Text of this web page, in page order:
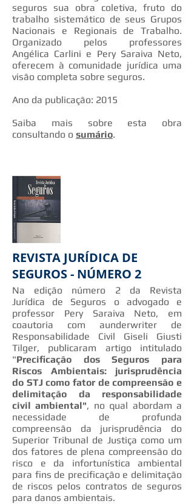
seguros sua obra coletiva, fruto do
trabalho sistemático de seus Grupos
Nacionais e Regionais de Trabalho.
Organizado pelos professores
Angélica Carlini e Pery Saraiva Neto,
oferecem à comunidade jurídica uma
visão completa sobre seguros.
Ano da publicação: 2015
Saiba mais sobre esta obra
consultando o sumário.
REVISTA JURÍDICA DE
SEGUROS - NÚMERO 2
Na edição número 2 da Revista
Jurídica de Seguros o advogado e
professor Pery Saraiva Neto, em
coautoria com aunderwriter de
Responsabilidade Civil Giseli Giusti
Tilger, publicaram artigo intitulado
"Precificação dos Seguros para
Riscos Ambientais: jurisprudência
do STJ como fator de compreensão e
delimitação da responsabilidade
civil ambiental", no qual abordam a
necessidade de profunda
compreensão da jurisprudência do
Superior Tribunal de Justiça como um
dos fatores de plena compreensão do
risco e da infortunística ambiental
para fins de precificação e delimitação
de riscos pelos contratos de seguros
para danos ambientais.